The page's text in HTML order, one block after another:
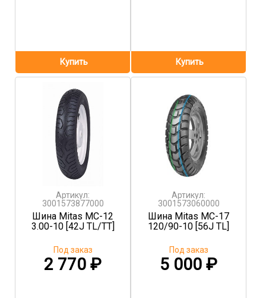
Артикул:
3001573877000
Шина Mitas MC-12
3.00-10 [42J TL/TT]
2 770 ₽
Под заказ
Артикул:
3001573060000
Шина Mitas MC-17
120/90-10 [56J TL]
5 000₽
Под заказ